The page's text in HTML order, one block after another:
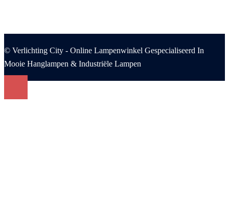
© Verlichting City - Online Lampenwinkel Gespecialiseerd In
Mooie Hanglampen & Industriële Lampen